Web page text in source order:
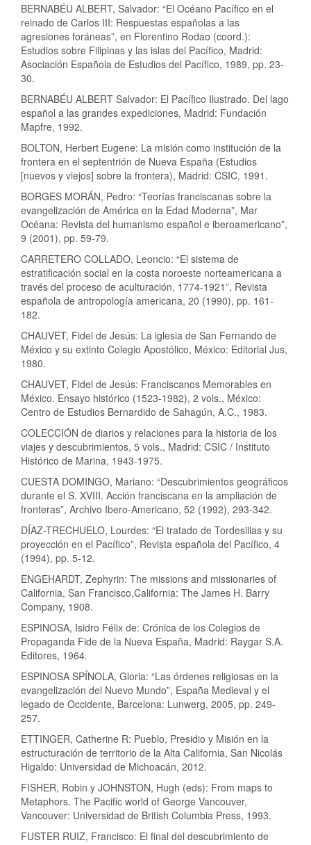
BERNABÉU ALBERT, Salvador: “El Océano Pacífico en el
reinado de Carlos III: Respuestas españolas a las
agresiones foráneas”, en Florentino Rodao (coord.):
Estudios sobre Filipinas y las islas del Pacífico, Madrid:
Asociación Española de Estudios del Pacífico, 1989, pp. 23-
30.
BERNABÉU ALBERT Salvador: El Pacífico Ilustrado. Del lago
español a las grandes expediciones, Madrid: Fundación
Mapfre, 1992.
BOLTON, Herbert Eugene: La misión como institución de la
frontera en el septentrión de Nueva España (Estudios
[nuevos y viejos] sobre la frontera), Madrid: CSIC, 1991.
BORGES MORÁN, Pedro: “Teorías franciscanas sobre la
evangelización de América en la Edad Moderna”, Mar
Océana: Revista del humanismo español e iberoamericano”,
9 (2001), pp. 59-79.
CARRETERO COLLADO, Leoncio: “El sistema de
estratificación social en la costa noroeste norteamericana a
través del proceso de aculturación, 1774-1921”, Revista
española de antropología americana, 20 (1990), pp. 161-
182.
CHAUVET, Fidel de Jesús: La iglesia de San Fernando de
México y su extinto Colegio Apostólico, México: Editorial Jus,
1980.
CHAUVET, Fidel de Jesús: Franciscanos Memorables en
México. Ensayo histórico (1523-1982), 2 vols., México:
Centro de Estudios Bernardido de Sahagún, A.C., 1983.
COLECCIÓN de diarios y relaciones para la historia de los
viajes y descubrimientos, 5 vols., Madrid: CSIC / Instituto
Histórico de Marina, 1943-1975.
CUESTA DOMINGO, Mariano: “Descubrimientos geográficos
durante el S. XVIII. Acción franciscana en la ampliación de
fronteras”, Archivo Ibero-Americano, 52 (1992), 293-342.
DÍAZ-TRECHUELO, Lourdes: “El tratado de Tordesillas y su
proyección en el Pacífico”, Revista española del Pacífico, 4
(1994), pp. 5-12.
ENGEHARDT, Zephyrin: The missions and missionaries of
California, San Francisco,California: The James H. Barry
Company, 1908.
ESPINOSA, Isidro Félix de: Crónica de los Colegios de
Propaganda Fide de la Nueva España, Madrid: Raygar S.A.
Editores, 1964.
ESPINOSA SPÍNOLA, Gloria: “Las órdenes religiosas en la
evangelización del Nuevo Mundo”, España Medieval y el
legado de Occidente, Barcelona: Lunwerg, 2005, pp. 249-
257.
ETTINGER, Catherine R: Pueblo, Presidio y Misión en la
estructuración de territorio de la Alta California, San Nicolás
Higaldo: Universidad de Michoacán, 2012.
FISHER, Robin y JOHNSTON, Hugh (eds): From maps to
Metaphors. The Pacific world of George Vancouver,
Vancouver: Universidad de British Columbia Press, 1993.
FUSTER RUIZ, Francisco: El final del descubrimiento de